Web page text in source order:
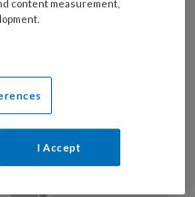
content measurement,
I Accept